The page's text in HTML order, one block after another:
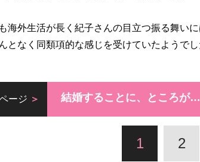
海外生活が長く紀子さんの目立つ振る舞い
となく同類項的な感じを受けていたようでし
ージ 結婚することに、ところが…
1 2